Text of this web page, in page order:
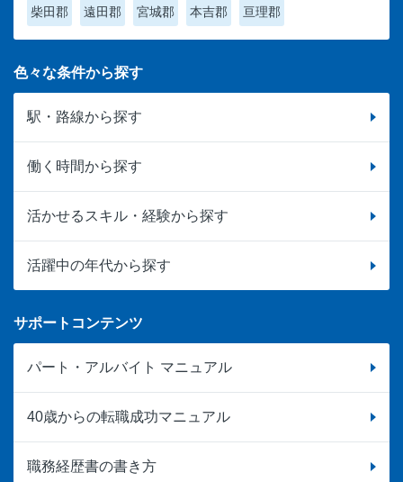
柴田郡 遠田郡 宮城郡 本吉郡 亘理郡
色々な条件から探す
駅・路線から探す
働く時間から探す
活かせるスキル・経験から探す
活躍中の年代から探す
サポートコンテンツ
パート・アルバイト マニュアル
40歳からの転職成功マニュアル
職務経歴書の書き方